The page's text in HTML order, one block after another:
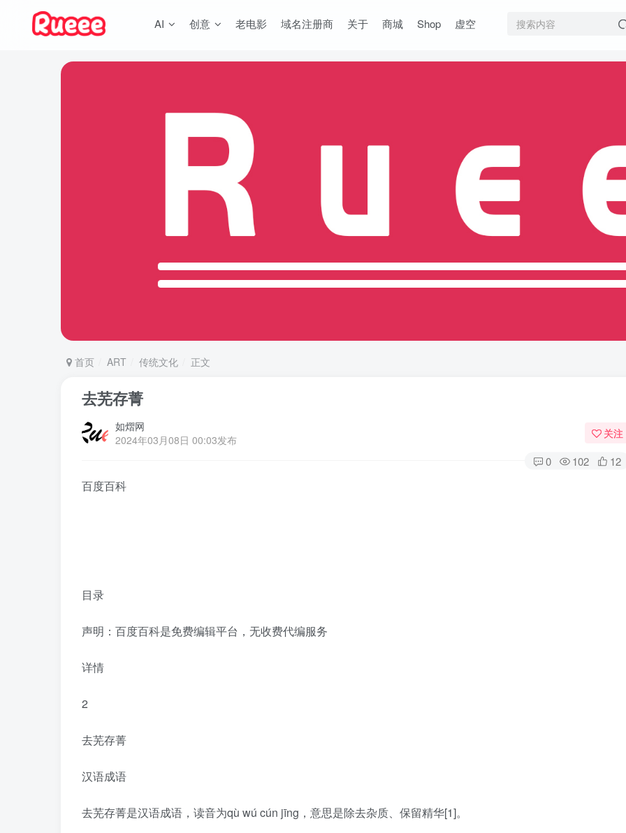
AI 创意 老电影 域名注册商 关于 商城 Shop 虚空
首页 ART 传统文化 正文
去芜存菁
如熠网
2024年03月08日 00:03发布
关注
0 102 12
百度百科
目录
声明：百度百科是免费编辑平台，无收费代编服务
详情
2
去芜存菁
汉语成语
去芜存菁是汉语成语，读音为qù wú cún jīng，意思是除去杂质、保留精华[1]。